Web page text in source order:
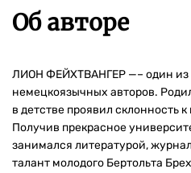
Об авторе
ЛИОН ФЕЙХТВАНГЕР —– один из
немецкоязычных авторов.
в детстве проявил склонность
Получив прекрасное
занимался литературой,
талант молодого Бертольта